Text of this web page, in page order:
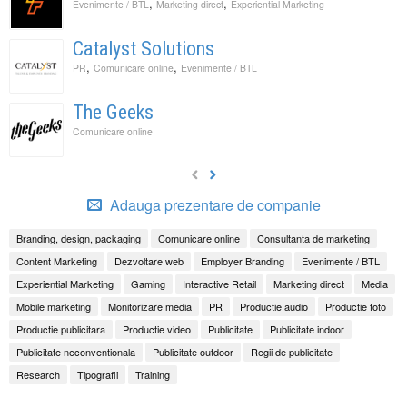
Evenimente / BTL, Marketing direct, Experiential Marketing
Catalyst Solutions
PR, Comunicare online, Evenimente / BTL
The Geeks
Comunicare online
Adauga prezentare de companie
Branding, design, packaging Comunicare online
Consultanta de marketing
Content Marketing
Dezvoltare web Employer Branding
Evenimente / BTL
Experiential Marketing
Gaming Interactive Retail Marketing direct
Media
Mobile marketing
Monitorizare media PR Productie audio
Productie foto
Productie publicitara
Productie video Publicitate
Publicitate indoor
Publicitate neconventionala
Publicitate outdoor
Regii de publicitate
Research
Tipografii Training